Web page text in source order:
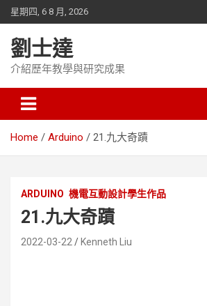
Skip
to
content
星期四, 6 8 月, 2026
劉士達
介紹歷年教學與研究成果
Home Arduino 21.九大奇蹟
ARDUINO 機電互動設計學生作品
21.九大奇蹟
2022-03-22 Kenneth Liu